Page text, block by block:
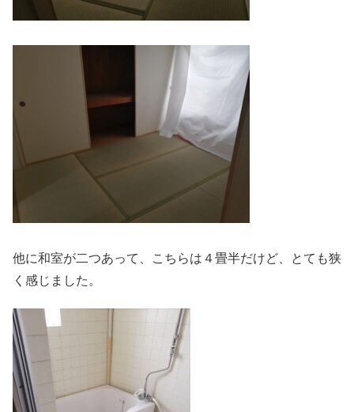
他に和室が二つあって、こちらは４畳半だけど、とても狭
く感じました。